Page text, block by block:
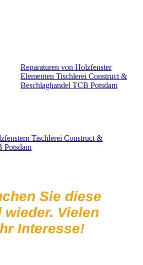
Reparaturen von Holzfenster
Elementen Tischlerei Construct &
Beschlaghandel TCB Potsdam
Tischlerei Construct &
Potsdam
Sie diese
wieder. Vielen
Interesse!